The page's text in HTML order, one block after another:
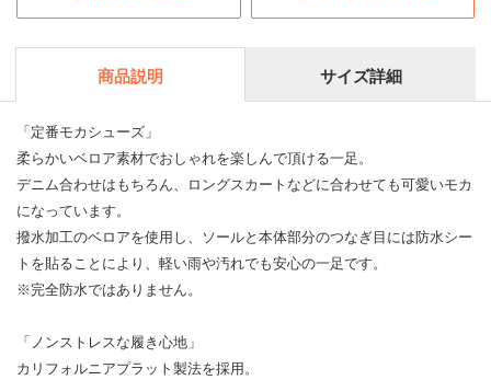
商品説明 サイズ詳細
「定番モカシューズ」
柔らかいベロア素材でおしゃれを楽しんで頂ける一足。
デニム合わせはもちろん、ロングスカートなどに合わせても可愛いモカ
になっています。
撥水加工のベロアを使用し、ソールと本体部分のつなぎ目には防水シー
トを貼ることにより、軽い雨や汚れでも安心の一足です。
※完全防水ではありません。
「ノンストレスな履き心地」
カリフォルニアプラット製法を採用。